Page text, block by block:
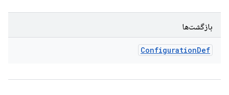
بازگشت‌ها
ConfigurationDef